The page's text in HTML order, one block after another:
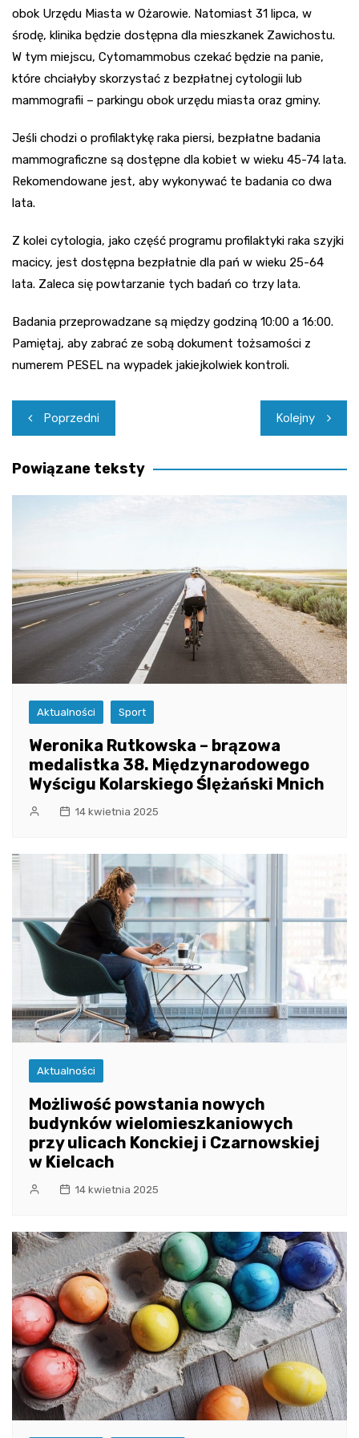
obok Urzędu Miasta w Ożarowie. Natomiast 31 lipca, w
środę, klinika będzie dostępna dla mieszkanek Zawichostu.
W tym miejscu, Cytomammobus czekać będzie na panie,
które chciałyby skorzystać z bezpłatnej cytologii lub
mammografii – parkingu obok urzędu miasta oraz gminy.
Jeśli chodzi o profilaktykę raka piersi, bezpłatne badania
mammograficzne są dostępne dla kobiet w wieku 45-74 lata.
Rekomendowane jest, aby wykonywać te badania co dwa
lata.
Z kolei cytologia, jako część programu profilaktyki raka szyjki
macicy, jest dostępna bezpłatnie dla pań w wieku 25-64
lata. Zaleca się powtarzanie tych badań co trzy lata.
Badania przeprowadzane są między godziną 10:00 a 16:00.
Pamiętaj, aby zabrać ze sobą dokument tożsamości z
numerem PESEL na wypadek jakiejkolwiek kontroli.
Nawigacja
wpisu
Poprzedni Kolejny
Powiązane teksty
Aktualności Sport
Weronika Rutkowska – brązowa
medalistka 38. Międzynarodowego
Wyścigu Kolarskiego Ślężański Mnich
14 kwietnia 2025
Aktualności
Możliwość powstania nowych
budynków wielomieszkaniowych
przy ulicach Konckiej i Czarnowskiej
w Kielcach
14 kwietnia 2025